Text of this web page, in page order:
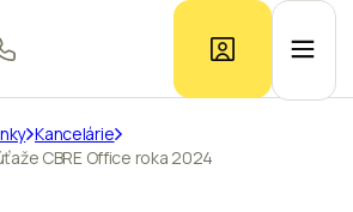
Ponuka kancelárií
Kancelárie
CBRE Office roka 2024